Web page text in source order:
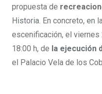
propuesta de
Historia. En concreto, en
escenificación, el viernes
18:00 h, de la ejecución
el Palacio Vela de los